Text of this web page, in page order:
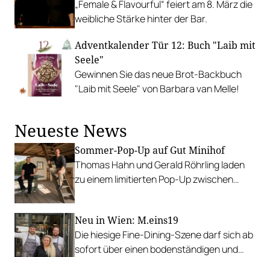
„Female & Flavourful“ feiert am 8. März die
weibliche Stärke hinter der Bar.
Adventkalender Tür 12: Buch "Laib mit
Seele"
Gewinnen Sie das neue Brot-Backbuch
"Laib mit Seele" von Barbara van Melle!
Neueste News
Sommer-Pop-Up auf Gut Minihof
Thomas Hahn und Gerald Röhrling laden
zu einem limitierten Pop-Up zwischen
Neu in Wien: M.eins19
Die hiesige Fine-Dining-Szene darf sich ab
sofort über einen bodenständigen und